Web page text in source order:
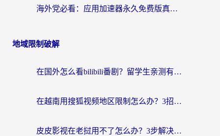
海外党必看：应用加速器永久免费版真的靠谱吗？教你选对回国加速器无缝刷国内资源
地域限制破解
在国外怎么看bilibili番剧？留学生亲测有效的地域限制突破指南（附酷我酷狗音乐解决方法）
在越南用搜狐视频地区限制怎么办？3招解决海外看国内剧难题（附西瓜视频CCTV观看技巧）
皮皮影视在老挝用不了怎么办？3步解决海外看国内影视&财经的痛点